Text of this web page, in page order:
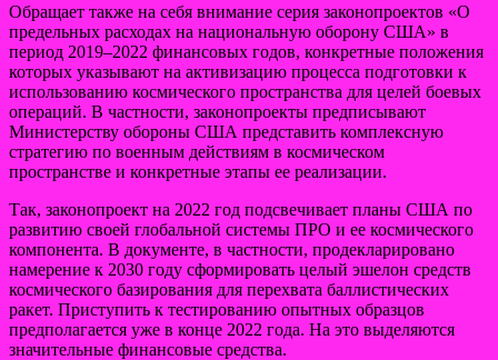
Обращает также на себя внимание серия законопроектов «О
предельных расходах на национальную оборону США» в
период 2019–2022 финансовых годов, конкретные положения
которых указывают на активизацию процесса подготовки к
использованию космического пространства для целей боевых
операций. В частности, законопроекты предписывают
Министерству обороны США представить комплексную
стратегию по военным действиям в космическом
пространстве и конкретные этапы ее реализации.
Так, законопроект на 2022 год подсвечивает планы США по
развитию своей глобальной системы ПРО и ее космического
компонента. В документе, в частности, продекларировано
намерение к 2030 году сформировать целый эшелон средств
космического базирования для перехвата баллистических
ракет. Приступить к тестированию опытных образцов
предполагается уже в конце 2022 года. На это выделяются
значительные финансовые средства.